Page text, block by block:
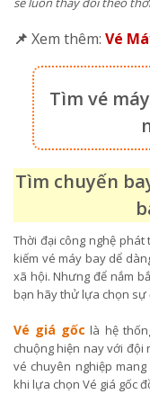
📌 Xem thêm: Vé
Tìm vé
Tìm chuyến
Thời đại công nghệ
kiếm vé máy bay dể
xã hội. Nhưng để nắm
bạn hãy thử lựa chọn sự
Vé giá gốc là hệ
chuộng hiện nay với đội
vé chuyên nghiệp
khi lựa chọn Vé giá gốc